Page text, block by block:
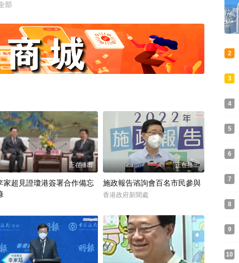
團拜會的緻辭全文： 尊敬的梁振英副主席（全國政協副主
聚一堂，共同慶祝蛇馬交叠，迎春接福。 乙巳蛇年蜿蜒而去，
年增長，貨品出口和進口總額分别大增12%。這一年，香港繼
競争力都升至全球第四，内地和海外企業的駐港公司達到超過
努力、香港市民團結奮鬥，彰顯香港在「一國兩制」下内聯外
這裏，我向各位談談香港在馬年發展的四個方向。 第一，争當
，我将領導整個特區政府不同政策局和部門，主動對接十五五規
行第一責任人的角色，積極帶領社會各界主動對接十五五規劃。
，助力打造世界級的一流灣區。 第二，奮力騰躍，積極打造經
位，全力建設國際創新科技中心和國際高端人才集聚高地。香港
。面對地緣政治陰晴不定，全球各地都尋求安全可靠的經貿夥伴
時加強與新興經濟體的交往。特區政府已成立内地企業出海專
殷切需求，攜手優質企業走出去、把國際資金引進來，紮實推動
的最終目的，是爲了讓市民過上更美好的生活。新的一年，
屋将有8,000個單位在第二季開始入住，首個按一年一檢制定
能。「一國兩制」下的行政主導體制，是香港繁榮穩定的基石
良性互動、既互相制衡、又互相配合，讓特區領辔前行，把行政
結合起來，爲香港拼經濟、謀發展、搞建設、惠民生。 靈蛇辭
港的發展将開創新未來。特區政府将繼續發揮香港在「一國兩
部
正在播出
家超見證瓊港簽署合作備忘
正在播出
施政報告谘詢會百名市民參與
香港政府新聞處
2
3
4
5
6
7
8
9
10